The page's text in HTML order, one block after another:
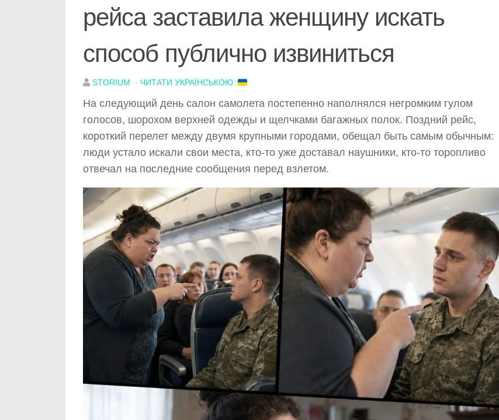
рейса заставила женщину искать
способ публично извиниться
STORIUM · ЧИТАТИ УКРАЇНСЬКОЮ:
На следующий день салон самолета постепенно наполнялся негромким гулом
голосов, шорохом верхней одежды и щелчками багажных полок. Поздний рейс,
короткий перелет между двумя крупными городами, обещал быть самым обычным:
люди устало искали свои места, кто-то уже доставал наушники, кто-то торопливо
отвечал на последние сообщения перед взлетом.